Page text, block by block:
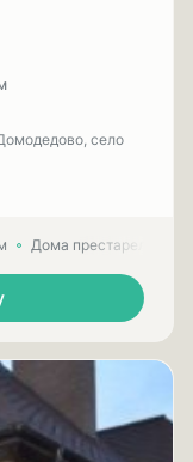
село
Дома престарелых